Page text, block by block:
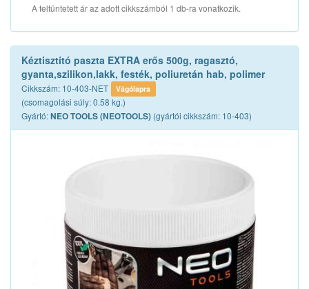
A feltüntetett ár az adott cikkszámból 1 db-ra vonatkozik.
Kéztisztító paszta EXTRA erős 500g, ragasztó,
gyanta,szilikon,lakk, festék, poliuretán hab, polimer
Cikkszám: 10-403-NET Vágólapra
(csomagolási súly: 0.58 kg.)
Gyártó:NEO TOOLS (NEOTOOLS) (gyártói cikkszám: 10-403)